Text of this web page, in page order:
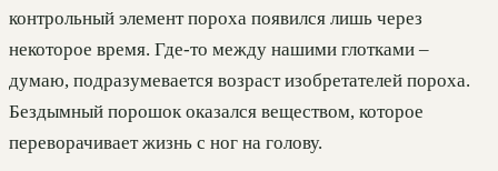
контрольный элемент пороха появился лишь через
некоторое время. Где-то между нашими глотками –
думаю, подразумевается возраст изобретателей пороха.
Бездымный порошок оказался веществом, которое
переворачивает жизнь с ног на голову.